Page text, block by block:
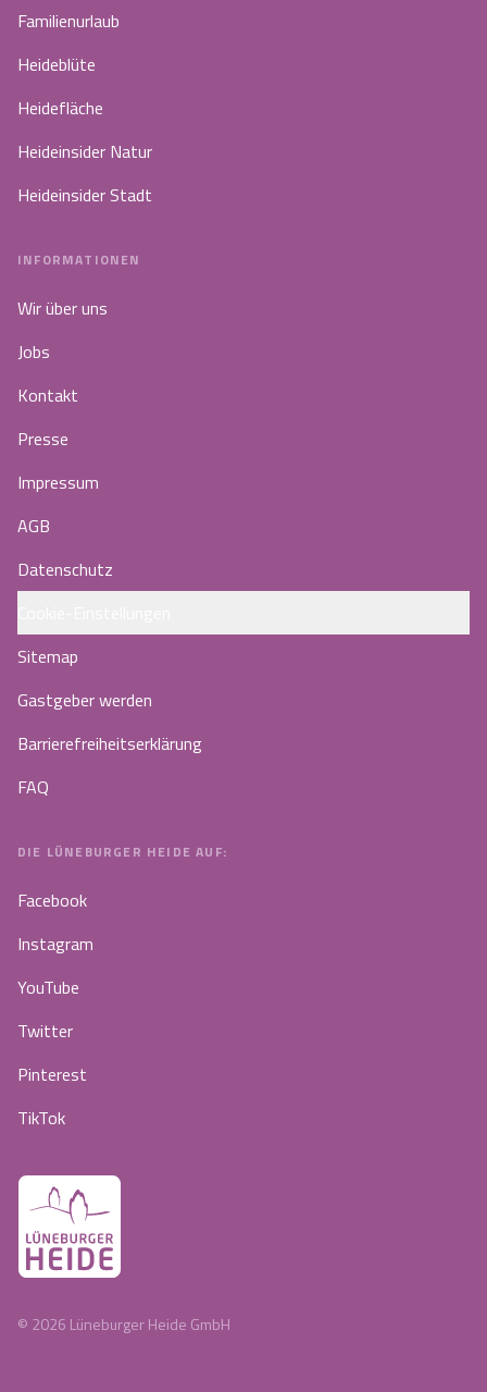
Familienurlaub
Heideblüte
Heidefläche
Heideinsider Natur
Heideinsider Stadt
INFORMATIONEN
Wir über uns
Jobs
Kontakt
Presse
Impressum
AGB
Datenschutz
Sitemap
Gastgeber werden
Barrierefreiheitserklärung
FAQ
DIE LÜNEBURGER HEIDE AUF:
Facebook
Instagram
YouTube
Twitter
Pinterest
TikTok
© 2026 Lüneburger Heide GmbH